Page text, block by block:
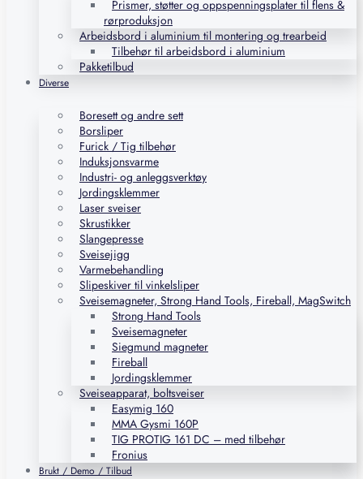
Prismer, støtter og oppspenningsplater til flens &
rørproduksjon
Arbeidsbord i aluminium til montering og trearbeid
Tilbehør til arbeidsbord i aluminium
Pakketilbud
Diverse
Boresett og andre sett
Borsliper
Furick / Tig tilbehør
Induksjonsvarme
Industri- og anleggsverktøy
Jordingsklemmer
Laser sveiser
Skrustikker
Slangepresse
Sveisejigg
Varmebehandling
Slipeskiver til vinkelsliper
Sveisemagneter, Strong Hand Tools, Fireball, MagSwitch
Strong Hand Tools
Sveisemagneter
Siegmund magneter
Fireball
Jordingsklemmer
Sveiseapparat, boltsveiser
Easymig 160
MMA Gysmi 160P
TIG PROTIG 161 DC – med tilbehør
Fronius
Brukt / Demo / Tilbud